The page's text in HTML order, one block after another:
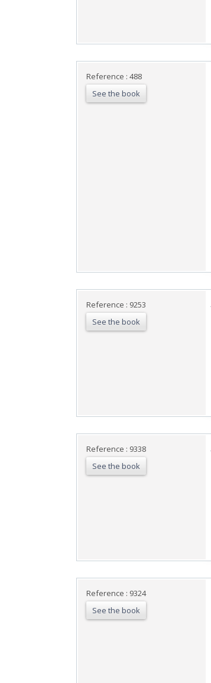
Reference : 488
See the book
Reference : 9253
See the book
Reference : 9338
See the book
Reference : 9324
See the book